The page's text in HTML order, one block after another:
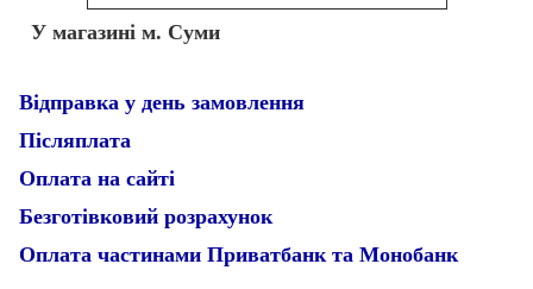
У магазині м. Суми
Відправка у день замовлення
Післяплата
Оплата на сайті
Безготівковий розрахунок
Оплата частинами Приватбанк та Монобанк